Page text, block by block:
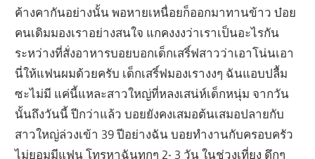
ค้างคากันอย่างนั้น พอหายเหนื่อยก็ออกมาทานข้าว บ๋อย
คนเดิมมองเราอย่างสนใจ แกคงงงว่าเราเป็นอะไรกัน
ระหว่างที่สั่งอาหารบอยบอกเด็กเสริ์ฟสาวว่าเอาโน่นเอา
นี่ให้แฟนผมด้วยครับ เด็กเสริ์ฟมองเรางงๆ ฉันแอบปลื้ม
ซะไม่มี แค่นี้แหละสาวใหญ่ที่หลงเสน่ห์เด็กหนุ่ม จากวัน
นั้นถึงวันนี้ ปีกว่าแล้ว บอยยังคงเสมอต้นเสมอปลายกับ
สาวใหญ่ล่วงเข้า 39 ปีอย่างฉัน บอยทำงานกับครอบครัว
ไม่ยอมมีแฟน โทรหาฉันทุกๆ 2- 3 วัน ในช่วงเที่ยง ดึกๆ